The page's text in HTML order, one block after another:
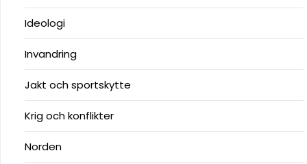
Ideologi
Invandring
Jakt och sportskytte
Krig och konflikter
Norden